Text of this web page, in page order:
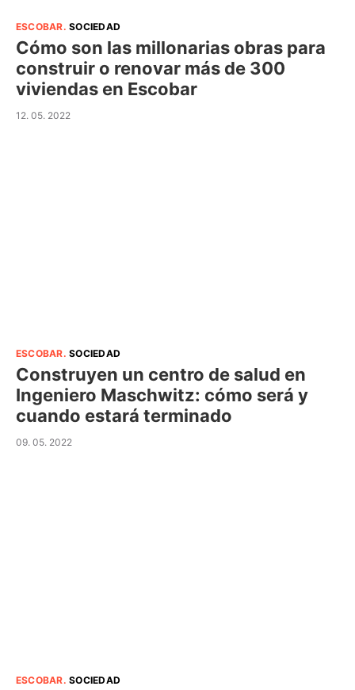
ESCOBAR.SOCIEDAD
Cómo son las millonarias obras para
construir o renovar más de 300
viviendas en Escobar
12. 05. 2022
ESCOBAR.SOCIEDAD
Construyen un centro de salud en
Ingeniero Maschwitz: cómo será y
cuando estará terminado
09. 05. 2022
ESCOBAR.SOCIEDAD